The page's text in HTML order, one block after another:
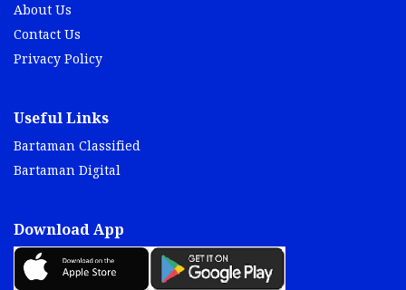
About Us
Contact Us
Privacy Policy
Useful Links
Bartaman Classified
Bartaman Digital
Download App